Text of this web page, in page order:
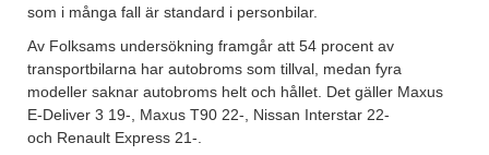
som i många fall är standard i personbilar.
Av Folksams undersökning framgår att 54 procent av
transportbilarna har autobroms som tillval, medan fyra
modeller saknar autobroms helt och hållet. Det gäller Maxus
E-Deliver 3 19-, Maxus T90 22-, Nissan Interstar 22-
och Renault Express 21-.